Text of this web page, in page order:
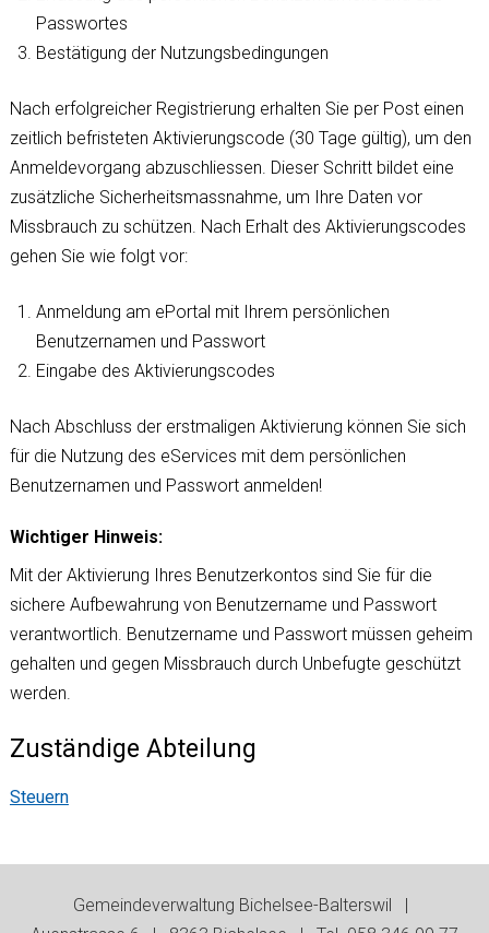
Passwortes
Bestätigung der Nutzungsbedingungen
Nach erfolgreicher Registrierung erhalten Sie per Post einen
zeitlich befristeten Aktivierungscode (30 Tage gültig), um den
Anmeldevorgang abzuschliessen. Dieser Schritt bildet eine
zusätzliche Sicherheitsmassnahme, um Ihre Daten vor
Missbrauch zu schützen. Nach Erhalt des Aktivierungscodes
gehen Sie wie folgt vor:
Anmeldung am ePortal mit Ihrem persönlichen
Benutzernamen und Passwort
Eingabe des Aktivierungscodes
Nach Abschluss der erstmaligen Aktivierung können Sie sich
für die Nutzung des eServices mit dem persönlichen
Benutzernamen und Passwort anmelden!
Wichtiger Hinweis:
Mit der Aktivierung Ihres Benutzerkontos sind Sie für die
sichere Aufbewahrung von Benutzername und Passwort
verantwortlich. Benutzername und Passwort müssen geheim
gehalten und gegen Missbrauch durch Unbefugte geschützt
werden.
Zuständige Abteilung
Steuern
Gemeindeverwaltung Bichelsee-Balterswil |